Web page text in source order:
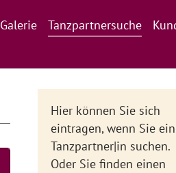
Galerie Tanzpartnersuche
Hier können Sie sich
eintragen, wenn Sie
Tanzpartner|in suchen.
Oder Sie finden einen